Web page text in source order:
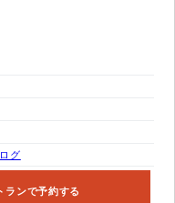
グ
ランで予約する